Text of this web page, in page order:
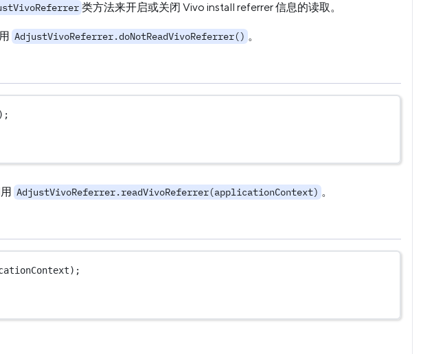
类方法来开启或关闭 Vivo install referrer 信息的读取。
AdjustVivoReferrer.doNotReadVivoReferrer() 。
AdjustVivoReferrer.readVivoReferrer(applicationContext) 。